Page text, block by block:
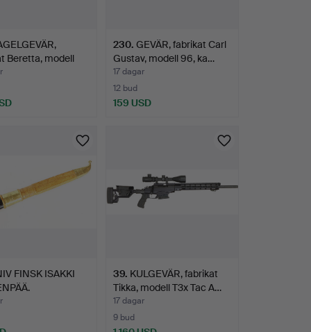
Beretta, modell
230. GEVÄR, fabrikat Carl
Gustav, modell 96, ka…
17 dagar
12 bud
159 USD
FINSK ISAKKI
39. KULGEVÄR, fabrikat
Tikka, modell T3x Tac A…
17 dagar
9 bud